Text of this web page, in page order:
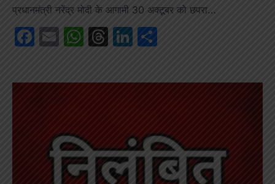
प्रधानमंत्री नरेंद्र मोदी के आगामी 30 अक्टूबर को छपरा…
Facebook
EmailWhatsApp
Threads
LinkedIn